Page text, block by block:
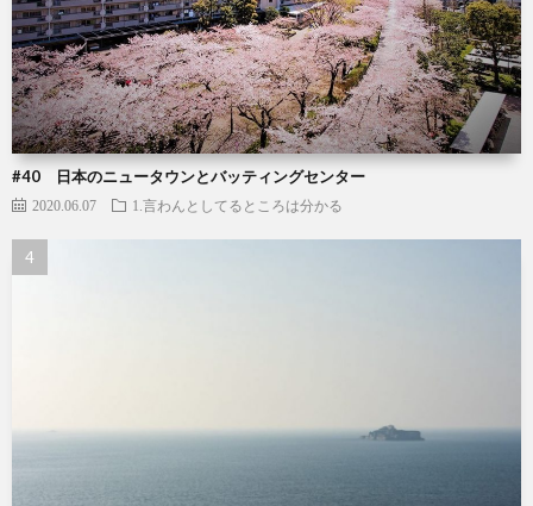
#40 日本のニュータウンとバッティングセンター
2020.06.07 1.言わんとしてるところは分かる